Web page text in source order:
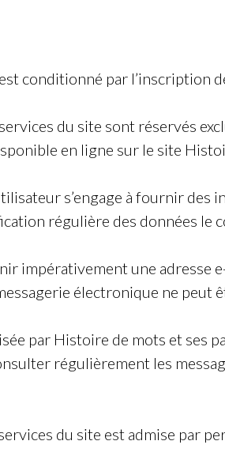
est conditionné par l’inscription
services du site sont réservés
en ligne sur le site
s’engage à fournir des
régulière des données le
impérativement une adresse
électronique ne
par Histoire de mots et ses
régulièrement les
du site est admise par